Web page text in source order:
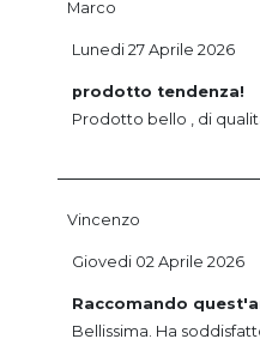
Marco
prodotto tendenza!
Prodotto bello , di
Lunedi 27 Aprile 2026
Vincenzo
Raccomando
Bellissima. Ha
Giovedi 02 Aprile 2026